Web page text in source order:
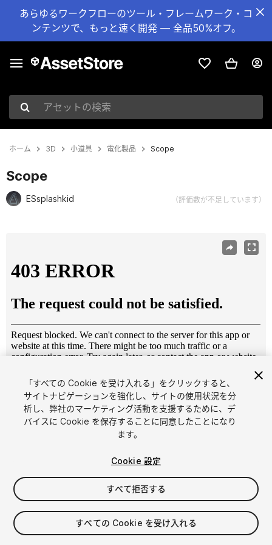
あらゆるワークフローのツール・フレームワーク・コ
ンテンツで、もっと速く開発 — 全品50%オフ。
アセットの検索
ホーム 3D 小道具 電化製品 Scope
Scope
ESsplashkid （評価数が不足しています）
1/ 12
$4.99
消費税は決済時に計算されます
「すべての Cookie を受け入れる」をクリックすると、
サイトナビゲーションを強化し、サイトの使用状況を分
析し、弊社のマーケティング活動を支援するために、デ
バイスに Cookie を保存することに同意したことになり
ます。
Cookie 設定
すべて拒否する
すべての Cookie を受け入れる